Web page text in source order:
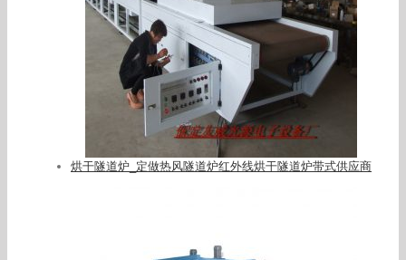
烘干隧道炉_定做热风隧道炉红外线烘干隧道炉带式供应商